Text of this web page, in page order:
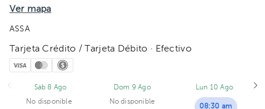
Ver mapa
ASSA
Tarjeta Crédito / Tarjeta Débito · Efectivo
Sáb 8 Ago
No disponible
Dom 9 Ago
No disponible
Lun 10 Ago
08:30 am